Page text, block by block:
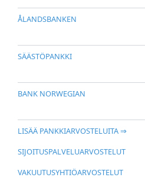
ÅLANDSBANKEN
SÄÄSTÖPANKKI
BANK NORWEGIAN
LISÄÄ PANKKIARVOSTELUITA ⇒
SIJOITUSPALVELUARVOSTELUT
VAKUUTUSYHTIÖARVOSTELUT